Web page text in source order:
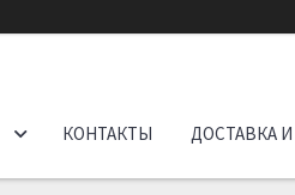
КОНТАКТЫ ДОСТАВКА